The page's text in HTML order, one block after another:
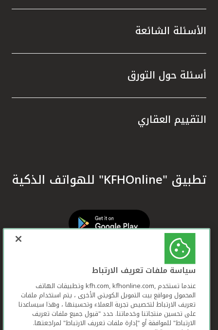
الأسئلة الشائعة
أسئلة حول التورق
التقييم العقاري
تطبيق "KFHOnline" للهواتف الذكية
سياسة ملفات تعريف الارتباط
عندما تستخدم ,kfh.com, kfhonline.com وتطبيقات الهاتف
المحمول ومواقع بيت التمويل الكويتي الأخرى ، يتم استخدام ملفات
تعريف الارتباط لتخصيص تجربة العملاء وتحسينها ، وهذا سيساعدنا
على تحسين منتجاتنا وخدماتنا. حدد "قبول جميع ملفات تعريف
الارتباط" للموافقة أو "إدارة ملفات تعريف الارتباط" لمراجعتها.